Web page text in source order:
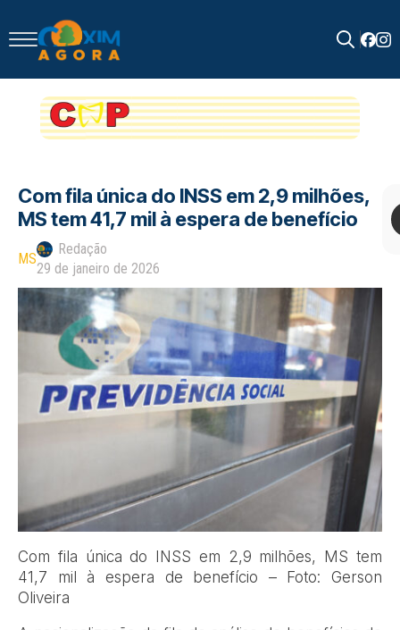
for:
Com fila única do INSS em 2,9 milhões,
MS tem 41,7 mil à espera de benefício
MS
Redação
29 de janeiro de 2026
Com fila única do INSS em 2,9 milhões, MS tem
41,7 mil à espera de benefício – Foto: Gerson
Oliveira